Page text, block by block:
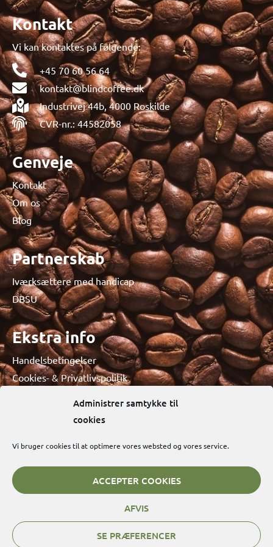
Administrer samtykke til
cookies
Vi bruger cookies til at optimere vores websted og vores service.
ACCEPTER COOKIES
AFVIS
SE PRÆFERENCER
Kontakt
Vi kan kontaktes på følgende:
+45 70 60 56 64
kontakt@blindcoffee.dk
Industrivej 44b, 4000 Roskilde
CVR-nr.: 44582058
Genveje
Kontakt
Om os
Blog
Partnerskab
Iværksættere med handicap
DBSU
Ekstra info
Handelsbetingelser
Cookies- & Privatlivspolitik
COPYRIGHT 2026 © BLIND COFFEE